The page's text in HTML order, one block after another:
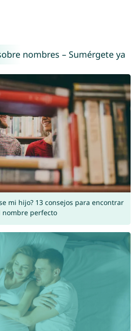
nombres – Sumérgete ya
mi hijo? 13 consejos para encontrar
nombre perfecto